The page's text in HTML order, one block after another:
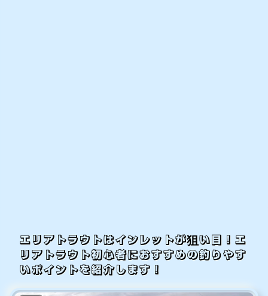
エリアトラウトはインレットが狙い目！エ
リアトラウト初心者におすすめの釣りやす
いポイントを紹介します！